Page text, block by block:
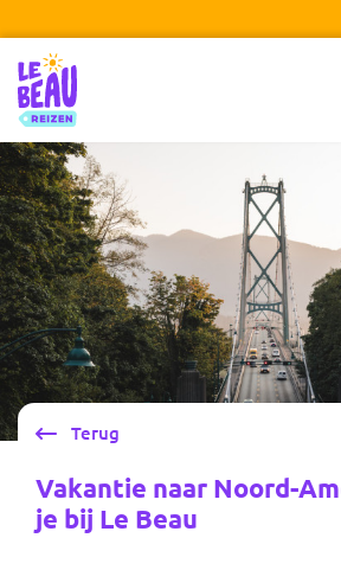
Le Beau Reizen
Terug
Vakantie naar Noord-
je bij Le Beau